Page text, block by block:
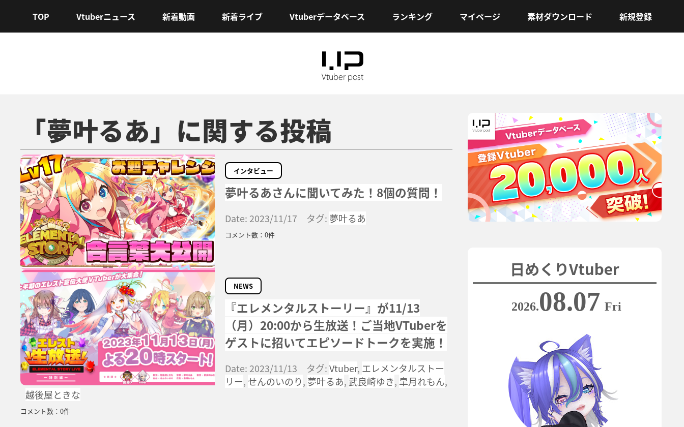
TOP Vtuberニュース 新着動画 新着ライブ Vtuberデータベース ランキング マイページ 素材ダウンロード 新規登録
「夢叶るあ」に関する投稿
インタビュー
夢叶るあさんに聞いてみた！8個の質問！
Date: 2023/11/17 タグ: 夢叶るあ
コメント数：0件
NEWS
『エレメンタルストーリー』が11/13
（月）20:00から生放送！ご当地VTuberを
ゲストに招いてエピソードトークを実施！
Date: 2023/11/13 タグ:Vtuber, エレメンタルストー
リー,せんのいのり, 夢叶るあ, 武良崎ゆき, 皐月れもん,
越後屋ときな
コメント数：0件
日めくりVtuber
2026.08.07 Fri